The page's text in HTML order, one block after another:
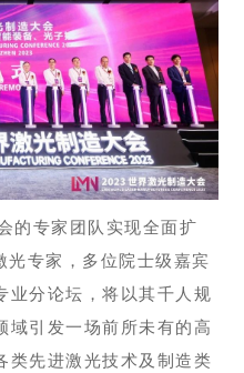
的专家团队实现全面扩
专家，多位院士级嘉宾
业分论坛，将以其千人规
域引发一场前所未有的高
类先进激光技术及制造类